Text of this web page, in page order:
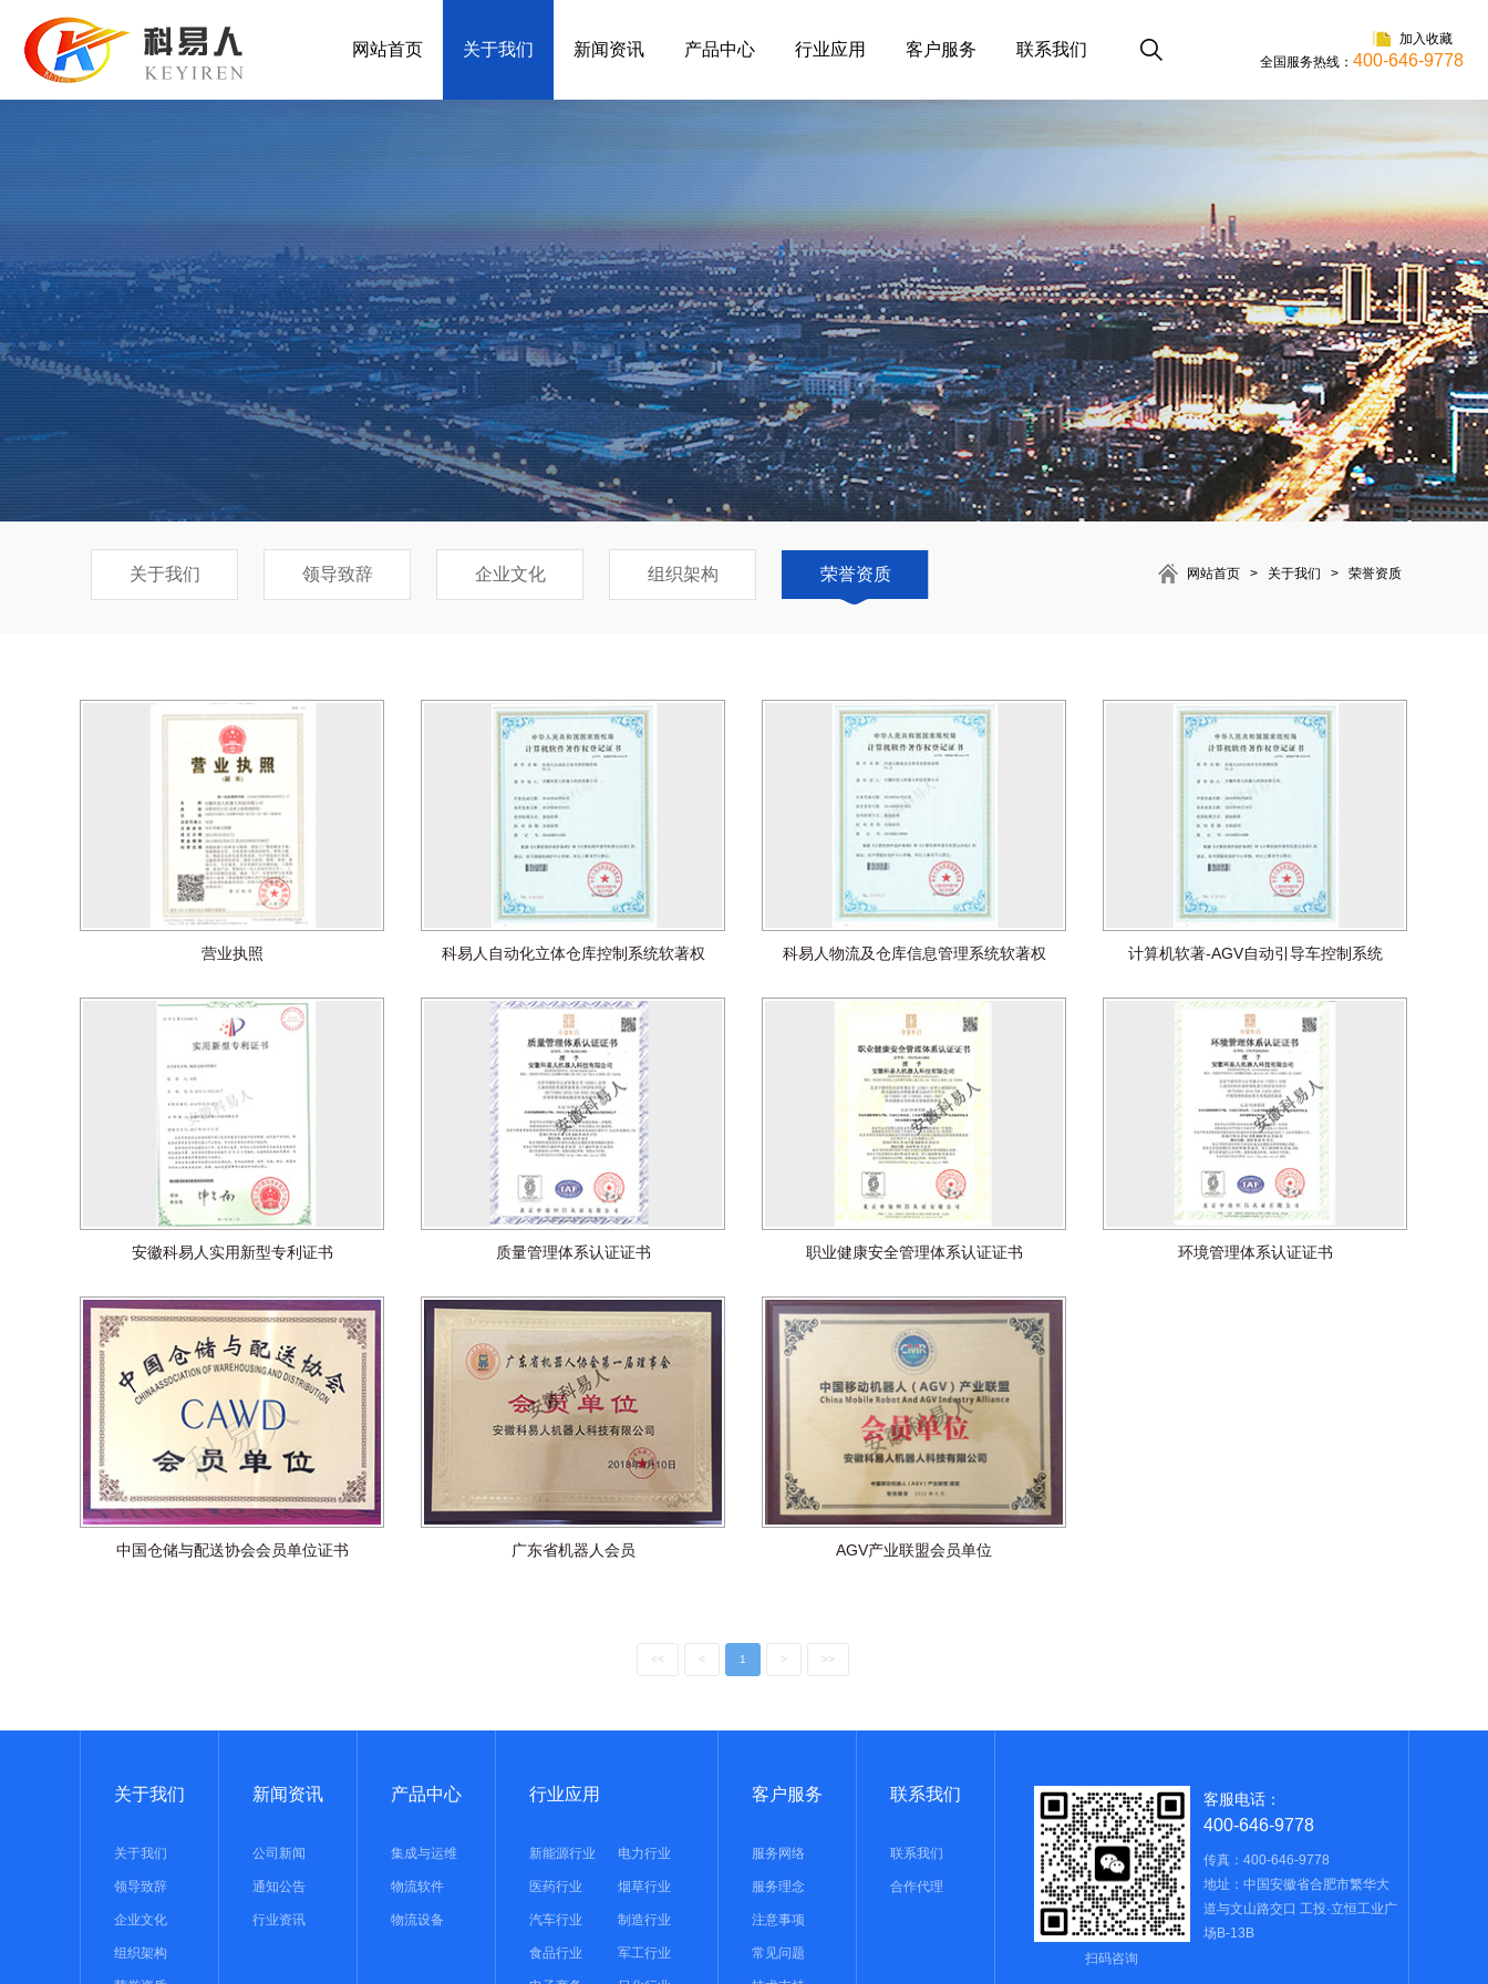
网站首页 关于我们 新闻资讯 产品中心 行业应用 客户服务 联系我们
加入收藏
全国服务热线： 400-646-9778
关于我们 领导致辞 企业文化 组织架构 荣誉资质 网站首页 > 关于我们 > 荣誉资质
营业执照 科易人自动化立体仓库控制系统软著权 科易人物流及仓库信息管理系统软著权 计算机软著-AGV自动引导车控制系统
安徽科易人实用新型专利证书 质量管理体系认证证书 职业健康安全管理体系认证证书 环境管理体系认证证书
中国仓储与配送协会会员单位证书 广东省机器人会员 AGV产业联盟会员单位
<< < 1 > >>
关于我们
关于我们
领导致辞
企业文化
组织架构
新闻资讯
公司新闻
通知公告
行业资讯
产品中心
集成与运维
物流软件
物流设备
行业应用
新能源行业 电力行业
医药行业 烟草行业
汽车行业 制造行业
食品行业 军工行业
客户服务
服务网络
服务理念
注意事项
常见问题
联系我们
联系我们
合作代理
客服电话：
400-646-9778
传真：400-646-9778
地址：中国安徽省合肥市繁华大
道与文山路交口 工投·立恒工业广
场B-13B
扫码咨询